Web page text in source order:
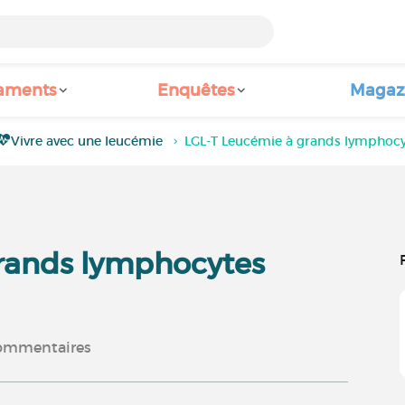
Enquêtes
Vivre avec une leucémie LGL-T Leucémie à grands
lymphocytes